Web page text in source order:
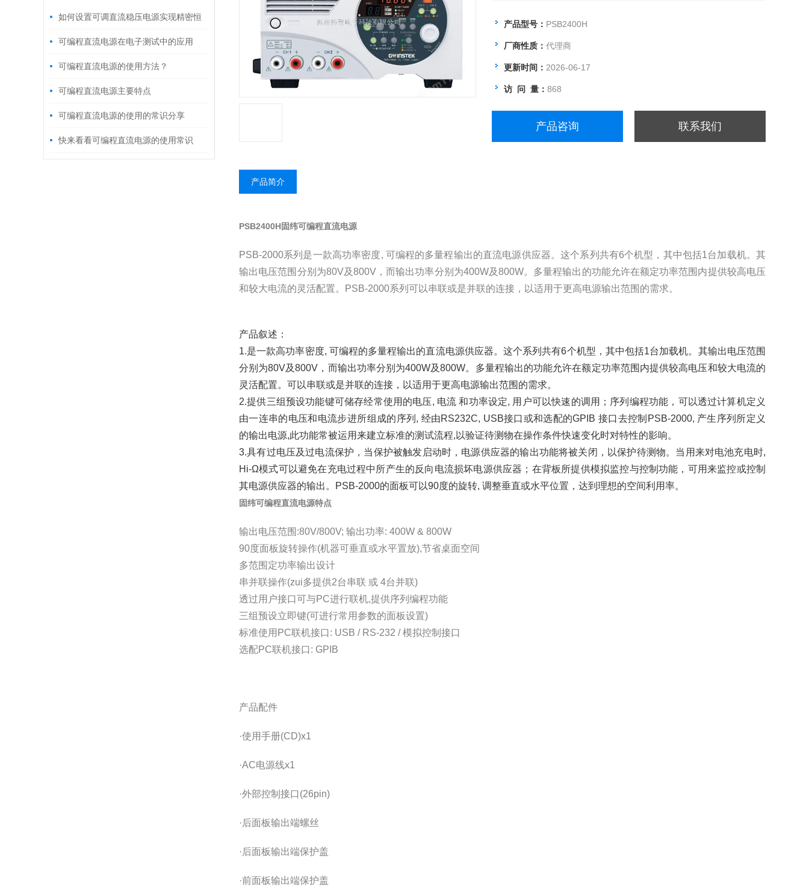
如何设置可调直流稳压电源实现精密恒
流输出
可编程直流电源在电子测试中的应用
可编程直流电源的使用方法？
可编程直流电源主要特点
可编程直流电源的使用的常识分享
快来看看可编程直流电源的使用常识
输出范围的需求。
产品型号： PSB2400H
厂商性质： 代理商
更新时间： 2026-06-17
访 问 量： 868
产品咨询 联系我们
产品简介
PSB2400H固纬可编程直流电源
PSB-2000系列是一款高功率密度, 可编程的多量程输出的直流电源供应器。这个系列共有6个机型，其中包括1台加载机。其
输出电压范围分别为80V及800V，而输出功率分别为400W及800W。多量程输出的功能允许在额定功率范围内提供较高电压
和较大电流的灵活配置。PSB-2000系列可以串联或是并联的连接，以适用于更高电源输出范围的需求。
产品叙述：
1.是一款高功率密度, 可编程的多量程输出的直流电源供应器。这个系列共有6个机型，其中包括1台加载机。其输出电压范围
分别为80V及800V，而输出功率分别为400W及800W。多量程输出的功能允许在额定功率范围内提供较高电压和较大电流的
灵活配置。可以串联或是并联的连接，以适用于更高电源输出范围的需求。
2.提供三组预设功能键可储存经常使用的电压, 电流 和功率设定, 用户可以快速的调用；序列编程功能，可以透过计算机定义
由一连串的电压和电流步进所组成的序列, 经由RS232C, USB接口或和选配的GPIB 接口去控制PSB-2000, 产生序列所定义
的输出电源,此功能常被运用来建立标准的测试流程,以验证待测物在操作条件快速变化时对特性的影响。
3.具有过电压及过电流保护，当保护被触发启动时，电源供应器的输出功能将被关闭，以保护待测物。当用来对电池充电时,
Hi-Ω模式可以避免在充电过程中所产生的反向电流损坏电源供应器；在背板所提供模拟监控与控制功能，可用来监控或控制
其电源供应器的输出。PSB-2000的面板可以90度的旋转, 调整垂直或水平位置，达到理想的空间利用率。
固纬可编程直流电源特点
输出电压范围:80V/800V; 输出功率: 400W & 800W
90度面板旋转操作(机器可垂直或水平置放),节省桌面空间
多范围定功率输出设计
串并联操作(zui多提供2台串联 或 4台并联)
透过用户接口可与PC进行联机,提供序列编程功能
三组预设立即键(可进行常用参数的面板设置)
标准使用PC联机接口: USB / RS-232 / 模拟控制接口
选配PC联机接口: GPIB
产品配件
·使用手册(CD)x1
·AC电源线x1
·外部控制接口(26pin)
·后面板输出端螺丝
·后面板输出端保护盖
·前面板输出端保护盖